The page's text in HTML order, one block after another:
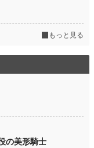
もっと見る
の美形騎士